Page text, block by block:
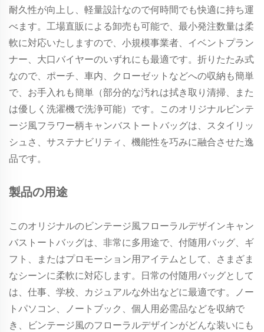
耐久性が向上し、軽量設計なので何時間でも快適に持ち運
べます。工場直販による卸売も可能で、最小発注数量は柔
軟に対応いたしますので、小規模事業者、イベントプラン
ナー、大口バイヤーのいずれにも最適です。折りたたみ式
なので、ポーチ、車内、クローゼットなどへの収納も簡単
で、お手入れも簡単（部分的な汚れは拭き取り清掃、また
は優しく洗濯機で洗浄可能）です。このオリジナルビンテ
ージ風フラワー柄キャンバストートバッグは、スタイリッ
シュさ、サステナビリティ、機能性を巧みに融合させた逸
品です。
製品の用途
このオリジナルのビンテージ風フローラルデザインキャン
バストートバッグは、非常に多用途で、付随用バッグ、ギ
フト、またはプロモーション用アイテムとして、さまざま
なシーンに柔軟に対応します。日常の付随用バッグとして
は、仕事、学校、カジュアルな外出などに最適です。ノー
トパソコン、ノートブック、個人用必需品などを収納で
き、ビンテージ風のフローラルデザインがどんな装いにも